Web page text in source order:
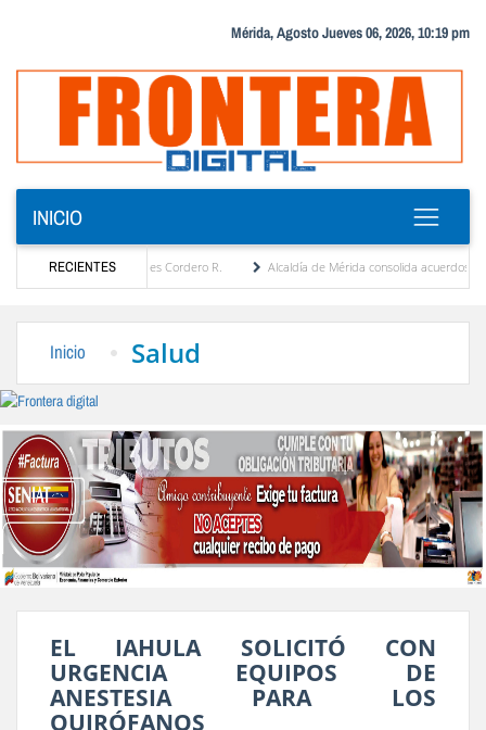
Mérida, Agosto Jueves 06, 2026, 10:19 pm
INICIO
RECIENTES
Eugenia Febres Cordero R.
Alcaldía de Mérida consolida acuerdos con
Inicio Salud
EL IAHULA SOLICITÓ CON
URGENCIA EQUIPOS DE
ANESTESIA PARA LOS
QUIRÓFANOS